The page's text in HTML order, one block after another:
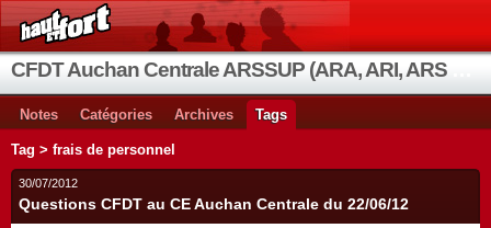
Notes Catégories Archives Tags
Tag > frais de personnel
30/07/2012
Questions CFDT au CE Auchan Centrale du 22/06/12